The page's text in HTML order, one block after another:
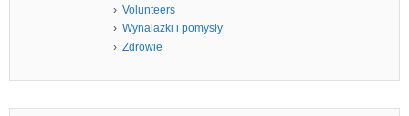
Volunteers
Wynalazki i pomysły
Zdrowie